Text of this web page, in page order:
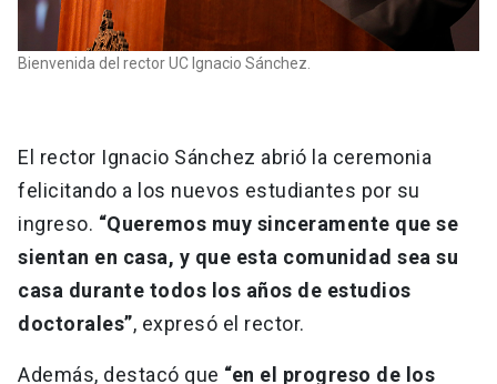
Bienvenida del rector UC Ignacio Sánchez.
El rector Ignacio Sánchez abrió la ceremonia
felicitando a los nuevos estudiantes por su
ingreso. “Queremos muy sinceramente que se
sientan en casa, y que esta comunidad sea su
casa durante todos los años de estudios
doctorales”, expresó el rector.
Además, destacó que “en el progreso de los